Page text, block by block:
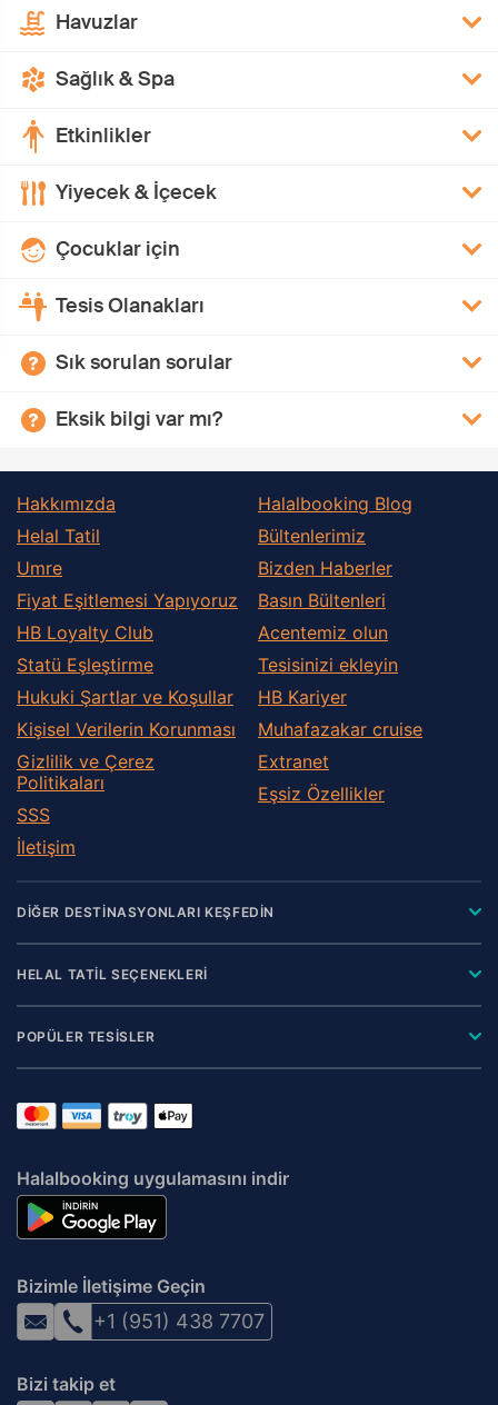
Havuzlar
Sağlık & Spa
Etkinlikler
Yiyecek & İçecek
Çocuklar için
Tesis Olanakları
Sık sorulan sorular
Eksik bilgi var mı?
Hakkımızda
Helal Tatil
Umre
Fiyat Eşitlemesi Yapıyoruz
HB Loyalty Club
Statü Eşleştirme
Hukuki Şartlar ve Koşullar
Kişisel Verilerin Korunması
Gizlilik ve Çerez
Politikaları
SSS
İletişim
Halalbooking Blog
Bültenlerimiz
Bizden Haberler
Basın Bültenleri
Acentemiz olun
Tesisinizi ekleyin
HB Kariyer
Muhafazakar сruise
Extranet
Eşsiz Özellikler
DİĞER DESTİNASYONLARI KEŞFEDİN
HELAL TATİL SEÇENEKLERİ
POPÜLER TESİSLER
Halalbooking uygulamasını indir
Bizimle İletişime Geçin
+1 (951) 438 7707
Bizi takip et